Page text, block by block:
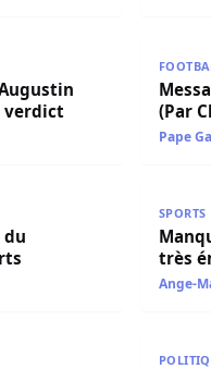
verdict
(Par
Pape
du
SPORTS
très
Ange-
“On